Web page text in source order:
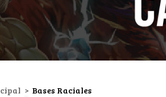
> Bases Raciales